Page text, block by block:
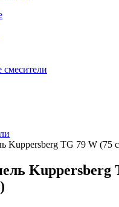
Kuppersberg TG 79 W (75
Kuppersberg